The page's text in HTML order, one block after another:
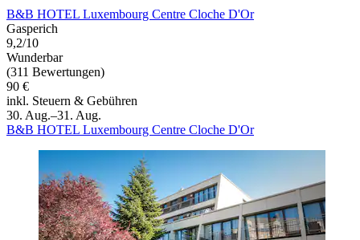
B&B HOTEL Luxembourg Centre Cloche D'Or
Gasperich
9,2/10
Wunderbar
(311 Bewertungen)
90 €
inkl. Steuern & Gebühren
30. Aug.–31. Aug.
B&B HOTEL Luxembourg Centre Cloche D'Or